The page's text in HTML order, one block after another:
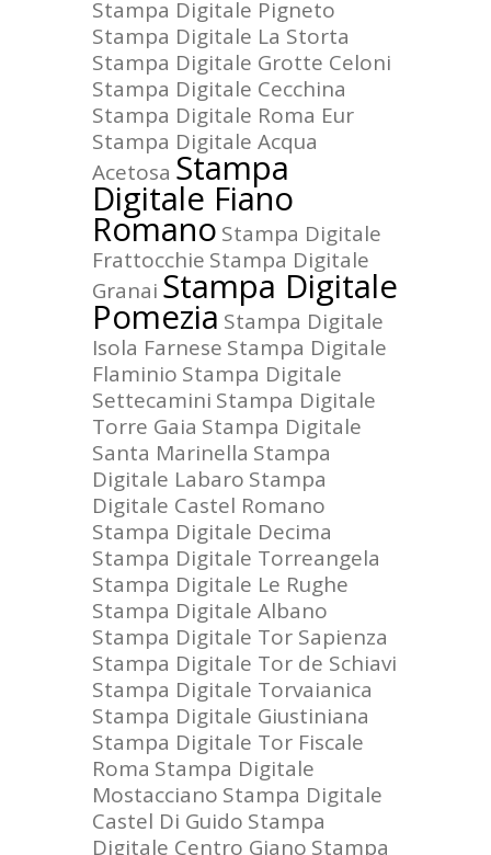
Stampa Digitale Pigneto
Stampa Digitale La Storta
Stampa Digitale Grotte Celoni
Stampa Digitale Cecchina
Stampa Digitale Roma Eur
Stampa Digitale Acqua
Acetosa Stampa
Digitale Fiano
Romano Stampa Digitale
Frattocchie Stampa Digitale
Granai Stampa Digitale
Pomezia Stampa Digitale
Isola Farnese Stampa Digitale
Flaminio Stampa Digitale
Settecamini Stampa Digitale
Torre Gaia Stampa Digitale
Santa Marinella Stampa
Digitale Labaro Stampa
Digitale Castel Romano
Stampa Digitale Decima
Stampa Digitale Torreangela
Stampa Digitale Le Rughe
Stampa Digitale Albano
Stampa Digitale Tor Sapienza
Stampa Digitale Tor de Schiavi
Stampa Digitale Torvaianica
Stampa Digitale Giustiniana
Stampa Digitale Tor Fiscale
Roma Stampa Digitale
Mostacciano Stampa Digitale
Castel Di Guido Stampa
Digitale Centro Giano Stampa